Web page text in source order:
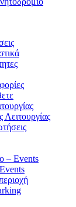
Λειτουργίας
– Events